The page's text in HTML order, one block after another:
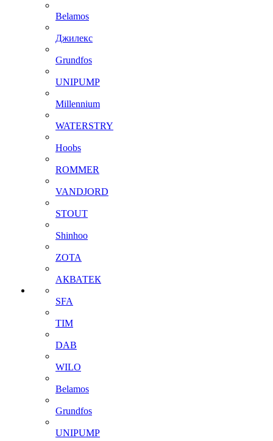
Belamos
Джилекс
Grundfos
UNIPUMP
Millennium
WATERSTRY
Hoobs
ROMMER
VANDJORD
STOUT
Shinhoo
ZOTA
АКВАТЕК
SFA
TIM
DAB
WILO
Belamos
Grundfos
UNIPUMP